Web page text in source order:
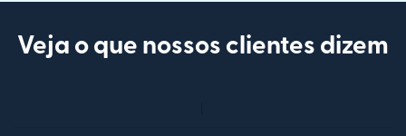
Veja o que nossos clientes dizem